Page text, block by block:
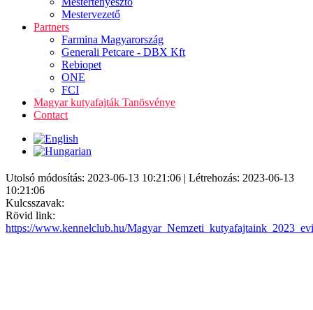
Mestervezető
Partners
Farmina Magyarország
Generali Petcare - DBX Kft
Rebiopet
ONE
FCI
Magyar kutyafajták Tanösvénye
Contact
Utolsó módosítás: 2023-06-13 10:21:06 | Létrehozás: 2023-06-13
10:21:06
Kulcsszavak:
Rövid link:
https://www.kennelclub.hu/